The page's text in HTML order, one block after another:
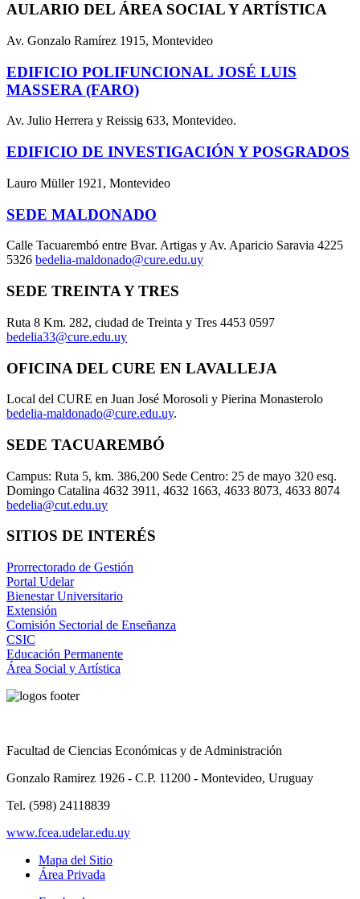
AULARIO DEL ÁREA SOCIAL Y ARTÍSTICA
Av. Gonzalo Ramírez 1915, Montevideo
EDIFICIO POLIFUNCIONAL JOSÉ LUIS
MASSERA (FARO)
Av. Julio Herrera y Reissig 633, Montevideo.
EDIFICIO DE INVESTIGACIÓN Y POSGRADOS
Lauro Müller 1921, Montevideo
SEDE MALDONADO
Calle Tacuarembó entre Bvar. Artigas y Av. Aparicio Saravia 4225
5326 bedelia-maldonado@cure.edu.uy
SEDE TREINTA Y TRES
Ruta 8 Km. 282, ciudad de Treinta y Tres 4453 0597
bedelia33@cure.edu.uy
OFICINA DEL CURE EN LAVALLEJA
Local del CURE en Juan José Morosoli y Pierina Monasterolo
bedelia-maldonado@cure.edu.uy.
SEDE TACUAREMBÓ
Campus: Ruta 5, km. 386,200 Sede Centro: 25 de mayo 320 esq.
Domingo Catalina 4632 3911, 4632 1663, 4633 8073, 4633 8074
bedelia@cut.edu.uy
SITIOS DE INTERÉS
Prorrectorado de Gestión
Portal Udelar
Bienestar Universitario
Extensión
Comisión Sectorial de Enseñanza
CSIC
Educación Permanente
Área Social y Artística
Facultad de Ciencias Económicas y de Administración
Gonzalo Ramirez 1926 - C.P. 11200 - Montevideo, Uruguay
Tel. (598) 24118839
www.fcea.udelar.edu.uy
Mapa del Sitio
Área Privada